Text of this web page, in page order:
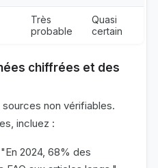
Très
probable
Quasi
certain
chiffrées et des
non vérifiables.
incluez :
2024, 68% des